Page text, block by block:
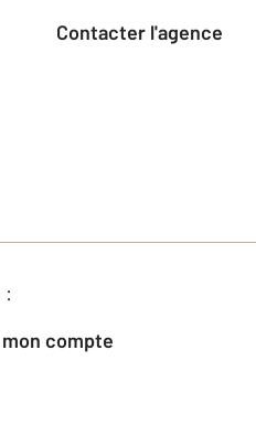
Contacter l'agence
:
mon compte